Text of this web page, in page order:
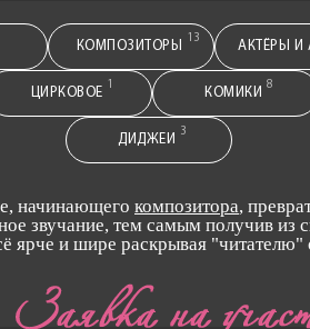
КОМПОЗИТОРЫ
13
АКТЁРЫ И
ЦИРКОВОЕ
1
КОМИКИ
8
ДИДЖЕИ
3
начинающего композитора,
звучание, тем самым получив из
ярче и шире раскрывая